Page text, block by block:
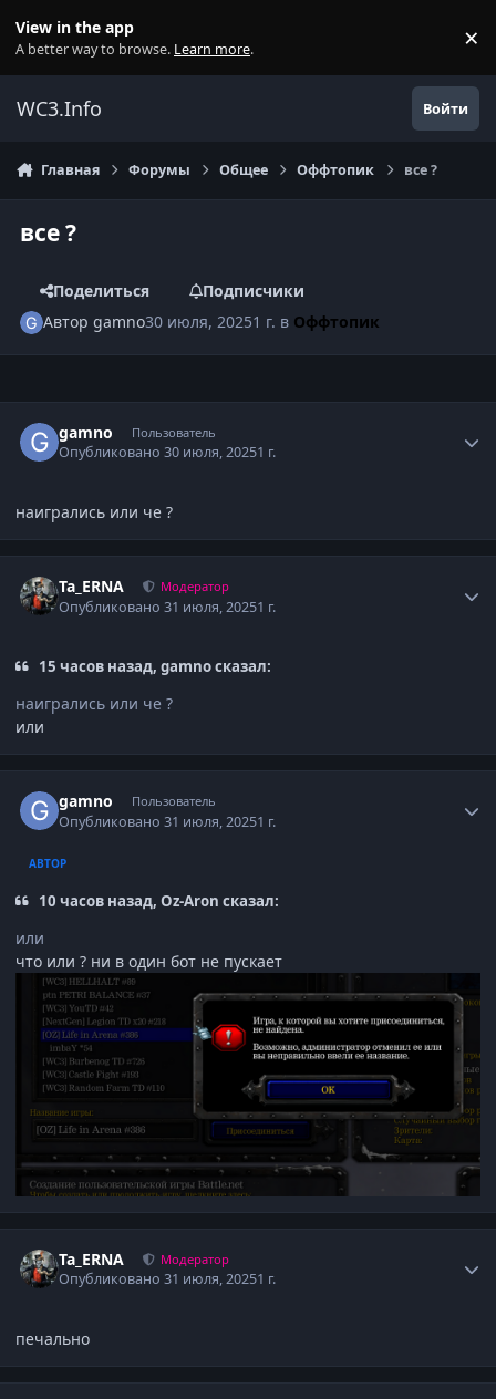
View in the app
A better way to browse. Learn more. ×
WC3.Info Войти
Главная Форумы Общее Оффтопик все ?
все ?
Поделиться
Подписчики
Авторgamno30 июля, 20251 г. в Оффтопик
gamno Пользователь
Опубликовано30 июля, 20251 г.
наигрались или че ?
Ta_ERNA Модератор
Опубликовано31 июля, 20251 г.
15 часов назад, gamno сказал:
наигрались или че ?
или
gamno Пользователь
Опубликовано31 июля, 20251 г.
АВТОР
10 часов назад, Oz-Aron сказал:
или
что или ? ни в один бот не пускает
Ta_ERNA Модератор
Опубликовано31 июля, 20251 г.
печально